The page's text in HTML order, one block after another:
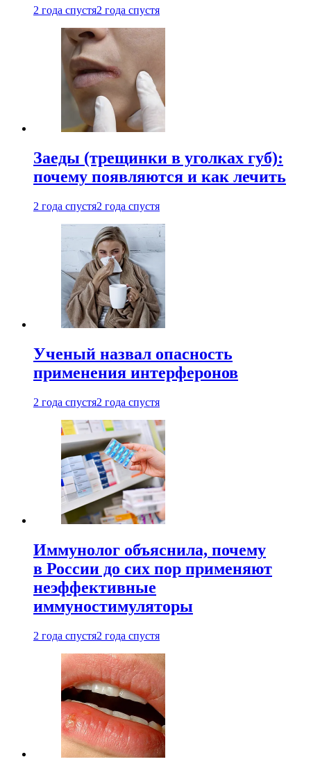
2 года спустя2 года спустя
Заеды (трещинки в уголках губ):
почему появляются и как лечить
2 года спустя2 года спустя
Ученый назвал опасность
применения интерферонов
2 года спустя2 года спустя
Иммунолог объяснила, почему
в России до сих пор применяют
неэффективные
иммуностимуляторы
2 года спустя2 года спустя